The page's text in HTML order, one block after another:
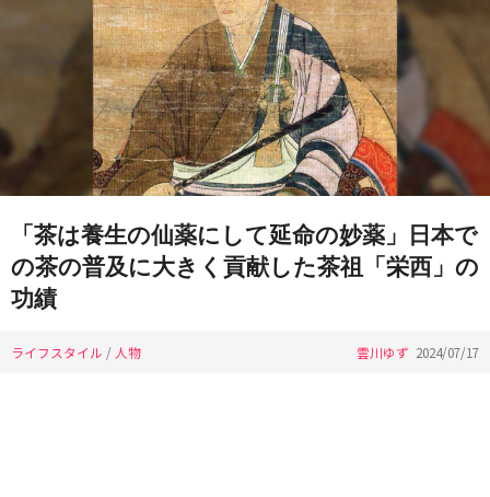
「茶は養生の仙薬にして延命の妙薬」日本で
の茶の普及に大きく貢献した茶祖「栄西」の
功績
ライフスタイル / 人物 雲川ゆず 2024/07/17